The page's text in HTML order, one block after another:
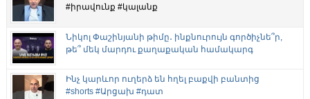
#իրավունք #կալանք
Նիկոլ Փաշինյանի թիմը․ ինքնուրույն գործիչնե՞ր,
թե՞ մեկ մարդու քաղաքական համակարգ
Ինչ կարևոր ուղերձ են հղել բաքվի բանտից
#shorts #Արցախ #դատ